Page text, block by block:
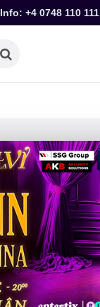
Info: +4 0748 110 111